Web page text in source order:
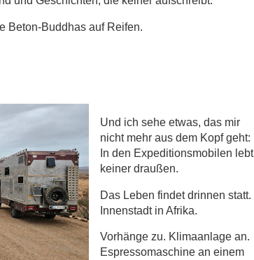
Beton-Buddhas auf Reifen.
Und ich sehe etwas, das mir
nicht mehr aus dem Kopf geht:
In den Expeditionsmobilen lebt
keiner draußen.
Das Leben findet drinnen statt.
Innenstadt in Afrika.
Vorhänge zu. Klimaanlage an.
Espressomaschine an einem